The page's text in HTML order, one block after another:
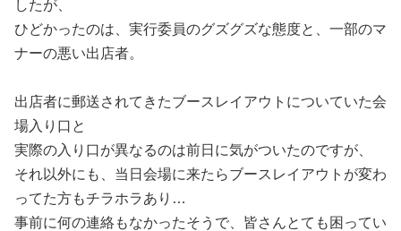
したが、
ひどかったのは、実行委員のグズグズな態度と、一部のマ
ナーの悪い出店者。
出店者に郵送されてきたブースレイアウトについていた会
場入り口と
実際の入り口が異なるのは前日に気がついたのですが、
それ以外にも、当日会場に来たらブースレイアウトが変わ
ってた方もチラホラあり…
事前に何の連絡もなかったそうで、皆さんとても困ってい